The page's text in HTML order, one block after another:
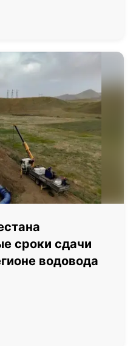
сроки сдачи
водовода